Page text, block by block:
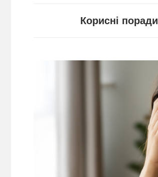
Корисні поради